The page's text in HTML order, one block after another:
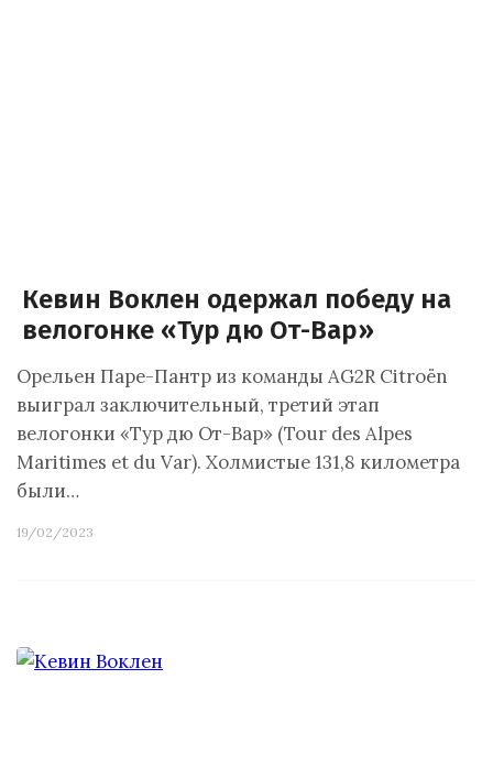
Кевин Воклен одержал победу на
велогонке «Тур дю От-Вар»
Орельен Паре-Пантр из команды AG2R Citroën
выиграл заключительный, третий этап
велогонки «Тур дю От-Вар» (Tour des Alpes
Maritimes et du Var). Холмистые 131,8 километра
были…
19/02/2023